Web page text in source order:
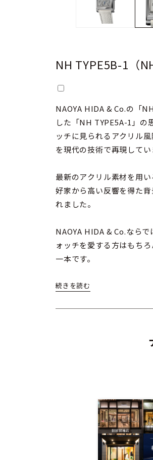
NH TYPE5B-1（
NAOYA HIDA & Co.の「
した「NH TYPE5A-1」の
ッチに見られるアクリル
を現代の技術で再現してい
最新のアクリル素材を用
好家から高い反響を得た
れました。
NAOYA HIDA & Co.なら
ォッチを愛する方はもち
一本です。